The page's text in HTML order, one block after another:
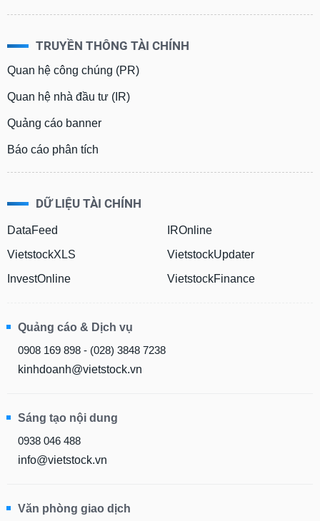
TRUYỀN THÔNG TÀI CHÍNH
Quan hệ công chúng (PR)
Quan hệ nhà đầu tư (IR)
Quảng cáo banner
Báo cáo phân tích
DỮ LIỆU TÀI CHÍNH
DataFeed
VietstockXLS
InvestOnline
IROnline
VietstockUpdater
VietstockFinance
Quảng cáo & Dịch vụ
0908 169 898 - (028) 3848 7238
kinhdoanh@vietstock.vn
Sáng tạo nội dung
0938 046 488
info@vietstock.vn
Văn phòng giao dịch